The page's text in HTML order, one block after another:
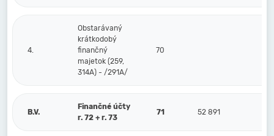
4.
Obstarávaný
krátkodobý
finančný
majetok (259,
314A) - /291A/
70
B.V.
Finančné účty
r. 72 + r. 73
71 52 891